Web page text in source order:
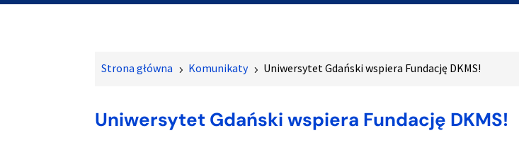
Strona główna 5 Komunikaty 5 Uniwersytet Gdański wspiera Fundację DKMS!
Uniwersytet Gdański wspiera Fundację DKMS!